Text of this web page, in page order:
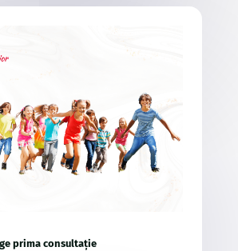
prima consultație